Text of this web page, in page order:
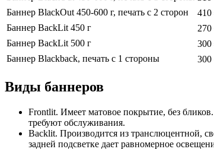
Баннер BlackOut 450-600 г, печать с 2 сторон
410
Баннер BackLit 450 г
270
Баннер BackLit 500 г
300
Баннер Blackback, печать с 1 стороны
300
Виды баннеров
Frontlit. Имеет матовое покрытие, без
требуют обслуживания.
Backlit. Производится из транслюцентной,
задней подсветке дает равномерное